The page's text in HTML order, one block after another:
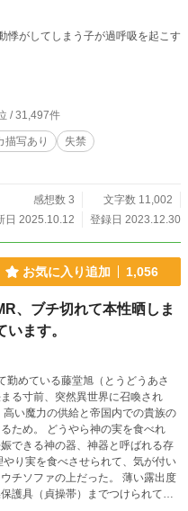
悸がしてしまう子が過呼吸を起こす
/ 31,497件
描写あり
失禁
感想数 3
文字数 11,002
日 2025.10.12
登録日 2023.12.30
お気に入り追加 1,056
、ブチ切れて本性晒しま
ます。
勤めている藤堂旭（とうどうあさ
る寸前、突然異世界に召喚され
い魔力の供給と帝国内での貴族の
ため。 どうやら神の実を食べれ
できる神の器、神器と呼ばれる存
り実を食べさせられて、気が付い
チソファの上だった。 薄い露出度
護具（貞操帯）までつけられてい